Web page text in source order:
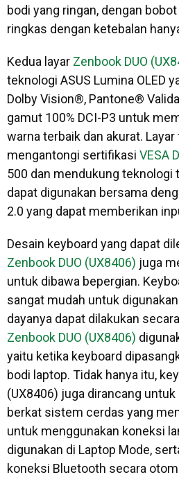
bodi yang ringan, dengan
ringkas dengan ketebalan
Kedua layar Zenbook DUO
teknologi ASUS Lumina OLED
Dolby Vision®, Pantone®
gamut 100% DCI-P3 untuk
warna terbaik dan akurat.
mengantongi sertifikasi VESA
500 dan mendukung
dapat digunakan bersama
2.0 yang dapat memberikan
Desain keyboard yang dapat
Zenbook DUO (UX8406) juga
untuk dibawa bepergian.
sangat mudah untuk
dayanya dapat dilakukan
Zenbook DUO (UX8406)
yaitu ketika keyboard
bodi laptop. Tidak hanya itu,
(UX8406) juga dirancang
berkat sistem cerdas yang
untuk menggunakan koneksi
digunakan di Laptop Mode,
koneksi Bluetooth secara